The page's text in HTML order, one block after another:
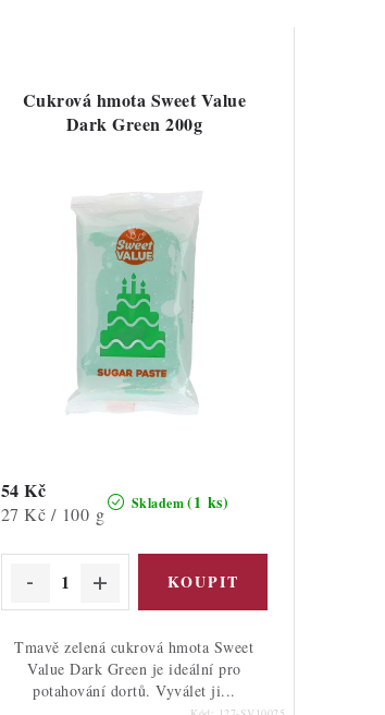
Cukrová hmota Sweet Value
Dark Green 200g
Skladem(1 ks)
54 Kč
Měrná
27 Kč / 100 g
Tmavě zelená cukrová hmota Sweet
Value Dark Green je ideální pro
potahování dortů. Vyválet ji...